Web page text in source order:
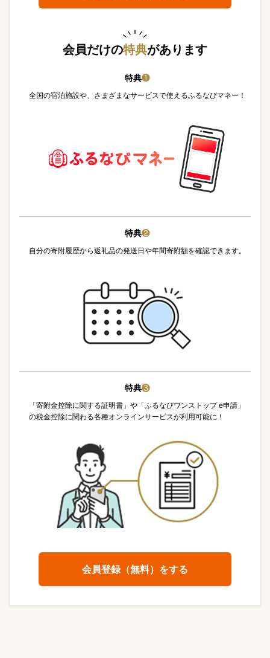
会員だけの特典があります
特典❶
全国の宿泊施設や、さまざまなサービスで使えるふるなびマネー！
特典❷
自分の寄附履歴から返礼品の発送日や年間寄附額を確認できます。
特典❸
「寄附金控除に関する証明書」や「ふるなびワンストップ e申請」
の税金控除に関わる各種オンラインサービスが利用可能に！
会員登録（無料）をする